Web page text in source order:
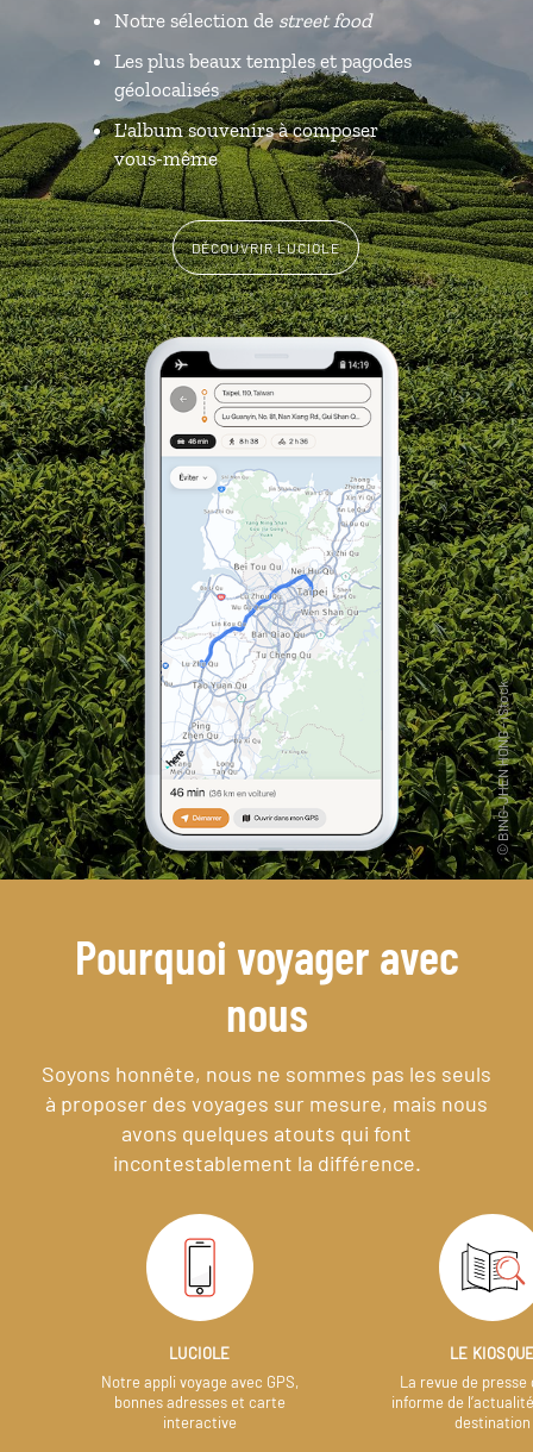
Notre sélection de street food
Les plus beaux temples et pagodes
géolocalisés
L'album souvenirs à composer
vous-même
DÉCOUVRIR LUCIOLE
Pourquoi voyager avec
nous
Soyons honnête, nous ne sommes pas les seuls
à proposer des voyages sur mesure, mais nous
avons quelques atouts qui font
incontestablement la différence.
LUCIOLE
Notre appli voyage avec GPS,
bonnes adresses et carte
interactive
LE
La revue de presse
informe de
destination